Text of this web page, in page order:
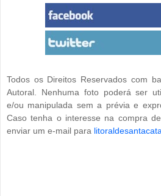
Todos os Direitos Reservados com
Autoral. Nenhuma foto poderá ser
e/ou manipulada sem a prévia e
Caso tenha o interesse na compra
enviar um e-mail para